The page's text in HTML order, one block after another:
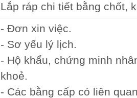
Lắp ráp chi tiết bằng chốt,
- Đơn xin việc.
- Sơ yếu lý lịch.
- Hộ khẩu, chứng minh
khoẻ.
- Các bằng cấp có liên